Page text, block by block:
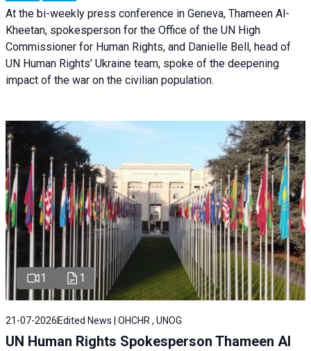
At the bi-weekly press conference in Geneva, Thameen Al-
Kheetan, spokesperson for the Office of the UN High
Commissioner for Human Rights, and Danielle Bell, head of
UN Human Rights’ Ukraine team, spoke of the deepening
impact of the war on the civilian population.
1 1
21-07-2026 Edited News | OHCHR , UNOG
UN Human Rights Spokesperson Thameen Al